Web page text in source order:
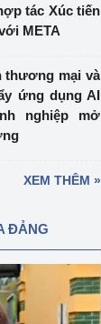
tác Xúc tiến
META
thương mại và
ứng dụng AI
nghiệp mở
XEM THÊM »
ĐẢNG